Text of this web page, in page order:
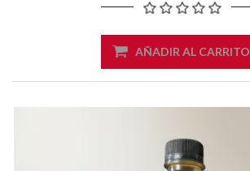
AÑADIR AL CARRITO